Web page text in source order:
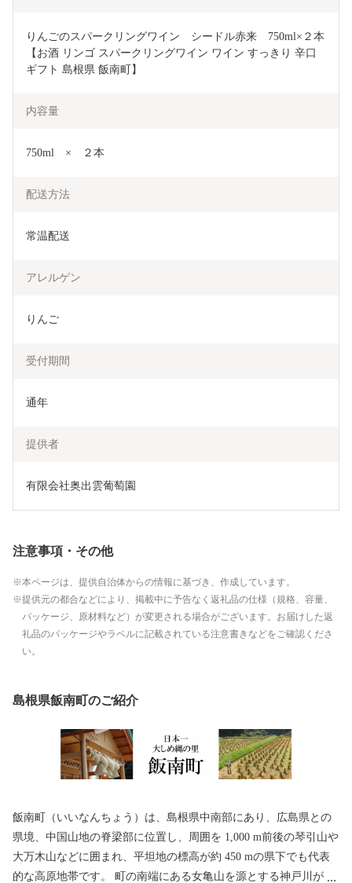
りんごのスパークリングワイン　シードル赤来　750ml×２本
【お酒 リンゴ スパークリングワイン ワイン すっきり 辛口
ギフト 島根県 飯南町】
内容量
750ml　×　２本
配送方法
常温配送
アレルゲン
りんご
受付期間
通年
提供者
有限会社奥出雲葡萄園
注意事項・その他
本ページは、提供自治体からの情報に基づき、作成しています。
提供元の都合などにより、掲載中に予告なく返礼品の仕様（規格、容量、
パッケージ、原材料など）が変更される場合がございます。お届けした返
礼品のパッケージやラベルに記載されている注意書きなどをご確認くださ
い。
島根県飯南町のご紹介
飯南町（いいなんちょう）は、島根県中南部にあり、広島県との
県境、中国山地の脊梁部に位置し、周囲を 1,000 m前後の琴引山や
大万木山などに囲まれ、平坦地の標高が約 450 mの県下でも代表
的な高原地帯です。 町の南端にある女亀山を源とする神戸川が北